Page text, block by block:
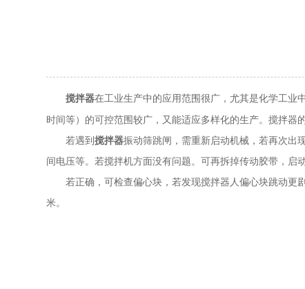
搅拌器在工业生产中的应用范围很广，尤其是化学工业
时间等）的可控范围较广，又能适应多样化的生产。搅拌器
若遇到搅拌器振动筛跳闸，需重新启动机械，若再次出
间电压等。若搅拌机方面没有问题。可再拆掉传动胶带，启
若正确，可检查偏心块，若发现搅拌器人偏心块跳动更
米。